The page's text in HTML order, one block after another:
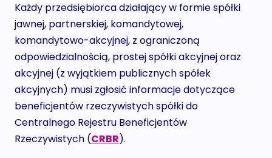
Każdy przedsiębiorca działający w formie spółki
jawnej, partnerskiej, komandytowej,
komandytowo-akcyjnej, z ograniczoną
odpowiedzialnością, prostej spółki akcyjnej oraz
akcyjnej (z wyjątkiem publicznych spółek
akcyjnych) musi zgłosić informacje dotyczące
beneficjentów rzeczywistych spółki do
Centralnego Rejestru Beneficjentów
Rzeczywistych (CRBR).